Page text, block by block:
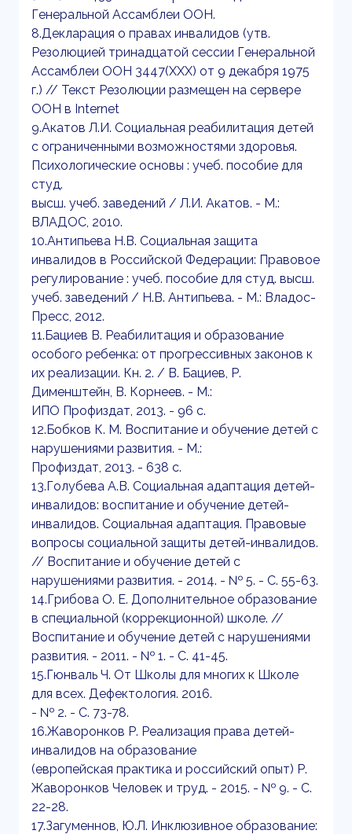
Генеральной Ассамблеи ООН.
8.Декларация о правах инвалидов (утв.
Резолюцией тринадцатой сессии Генеральной
Ассамблеи ООН 3447(XXX) от 9 декабря 1975
г.) // Текст Резолюции размещен на сервере
ООН в Internet
9.Акатов Л.И. Социальная реабилитация детей
с ограниченными возможностями здоровья.
Психологические основы : учеб. пособие для
студ.
высш. учеб. заведений / Л.И. Акатов. - М.:
ВЛАДОС, 2010.
10.Антипьева Н.В. Социальная защита
инвалидов в Российской Федерации: Правовое
регулирование : учеб. пособие для студ. высш.
учеб. заведений / Н.В. Антипьева. - М.: Владос-
Пресс, 2012.
11.Бациев В. Реабилитация и образование
особого ребенка: от прогрессивных законов к
их реализации. Кн. 2. / В. Бациев, Р.
Дименштейн, В. Корнеев. - М.:
ИПО Профиздат, 2013. - 96 с.
12.Бобков К. М. Воспитание и обучение детей с
нарушениями развития. - М.:
Профиздат, 2013. - 638 с.
13.Голубева А.В. Социальная адаптация детей-
инвалидов: воспитание и обучение детей-
инвалидов. Социальная адаптация. Правовые
вопросы социальной защиты детей-инвалидов.
// Воспитание и обучение детей с
нарушениями развития. - 2014. - № 5. - С. 55-63.
14.Грибова О. Е. Дополнительное образование
в специальной (коррекционной) школе. //
Воспитание и обучение детей с нарушениями
развития. - 2011. - № 1. - С. 41-45.
15.Гюнваль Ч. От Школы для многих к Школе
для всех. Дефектология. 2016.
- № 2. - С. 73-78.
16.Жаворонков Р. Реализация права детей-
инвалидов на образование
(европейская практика и российский опыт) Р.
Жаворонков Человек и труд. - 2015. - № 9. - С.
22-28.
17.Загуменнов, Ю.Л. Инклюзивное образование: